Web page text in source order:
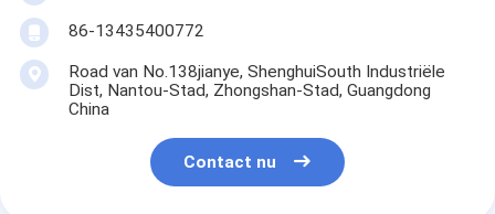
86-13435400772
Road van No.138jianye, ShenghuiSouth Industriële
Dist, Nantou-Stad, Zhongshan-Stad, Guangdong
China
Contact nu